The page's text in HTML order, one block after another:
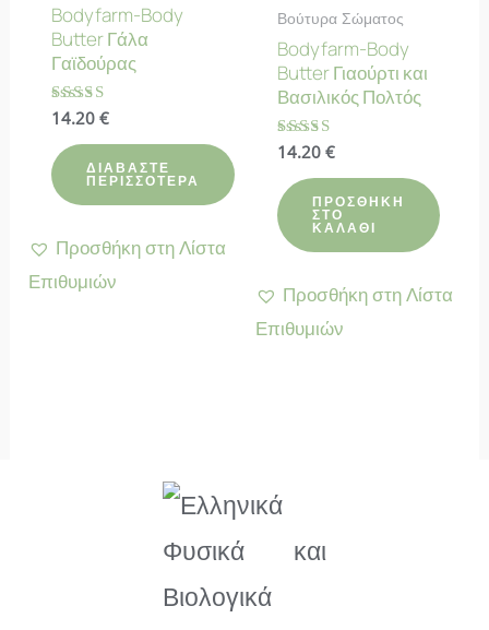
Bodyfarm-Body
Butter Γάλα
Γαϊδούρας
Βαθμολογήθηκε
4.64
από 5
14.20 €
ΔΙΑΒΆΣΤΕ
ΠΕΡΙΣΣΌΤΕΡΑ
Προσθήκη στη Λίστα
Επιθυμιών
Βούτυρα Σώματος
Bodyfarm-Body
Butter Γιαούρτι και
Βασιλικός Πολτός
Βαθμολογήθηκε
4.38
από 5
14.20€
ΠΡΟΣΘΉΚΗ
ΣΤΟ
ΚΑΛΆΘΙ
Προσθήκη στη Λίστα
Επιθυμιών